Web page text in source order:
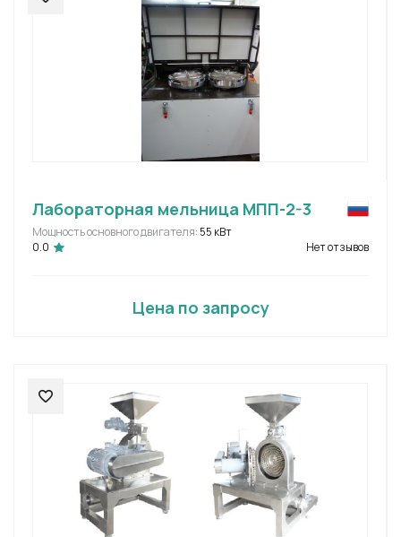
Лабораторная мельница МПП-2-3
Мощность основного двигателя: 55 кВт
0.0
Нет отзывов
Цена по запросу